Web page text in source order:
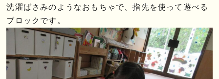
洗濯ばさみのようなおもちゃで、指先を使って遊べる
ブロックです。